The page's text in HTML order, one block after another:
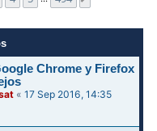
Chrome y Firefox
«17 Sep 2016, 14:35